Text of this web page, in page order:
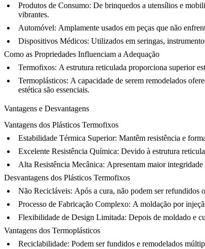
Produtos de Consumo: De brinquedos a utensílios e
vibrantes.
Automóvel: Amplamente usados em peças que não
Dispositivos Médicos: Utilizados em seringas,
Como as Propriedades Influenciam a Adequação
Termofixos: A estrutura reticulada proporciona superior
Termoplásticos: A capacidade de serem remodelados
estética são essenciais.
Vantagens e Desvantagens
Vantagens dos Plásticos Termofixos
Estabilidade Térmica Superior: Mantêm resistência e
Excelente Resistência Química: Devido à estrutura
Alta Resistência Mecânica: Apresentam maior
Desvantagens dos Plásticos Termofixos
Não Recicláveis: Após a cura, não podem ser refundidos
Processo de Fabricação Complexo: A moldação por
Flexibilidade de Design Limitada: Depois de moldado e
Vantagens dos Termoplásticos
Reciclabilidade: Podem ser fundidos e remodelados